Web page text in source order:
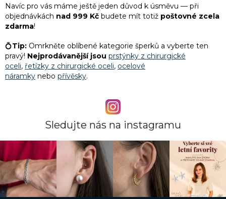
Navíc pro vás máme ještě jeden důvod k úsměvu — při
objednávkách nad 999 Kč budete mít totiž poštovné zcela
zdarma!
💍Tip: Omrkněte oblíbené kategorie šperků a vyberte ten
pravý! Nejprodávanější jsou prstýnky z chirurgické
oceli, řetízky z chirurgické oceli, ocelové
náramky nebo přívěsky.
Sledujte nás na instagramu